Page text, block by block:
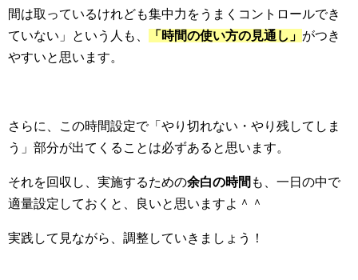
間は取っているけれども集中力をうまくコントロールでき
ていない」という人も、
「時間の使い方の見通し」 がつき
やすいと思います。
さらに、この時間設定で「やり切れない・やり残してしま
う」部分が出てくることは必ずあると思います。
それを回収し、実施するための余白の時間 も、一日の中で
適量設定しておくと、良いと思いますよ＾＾
実践して見ながら、調整していきましょう！